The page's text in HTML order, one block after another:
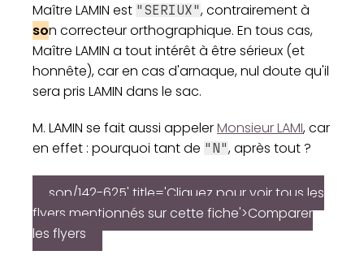
Maître LAMIN est "SERIUX", contrairement à
son correcteur orthographique. En tous cas,
Maître LAMIN a tout intérêt à être sérieux (et
honnête), car en cas d'arnaque, nul doute qu'il
sera pris LAMIN dans le sac.
M. LAMIN se fait aussi appelerMonsieur LAMI, car
en effet : pourquoi tant de "N", après tout ?
son/142-625' title='Cliquez pour voir tous les
flyers mentionnés sur cette fiche'>Comparer
les flyers